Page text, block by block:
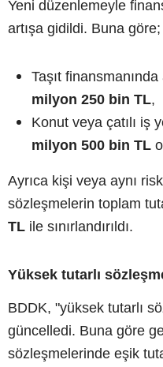
Yeni düzenlemeyle
artışa gidildi. Buna göre;
Taşıt
milyon 250 bin TL,
Konut veya çatılı iş
milyon 500 bin TL
Ayrıca kişi veya aynı
sözleşmelerin toplam
TL ile sınırlandırıldı.
Yüksek tutarlı
BDDK, "yüksek tutarlı
güncelledi. Buna göre
sözleşmelerinde eşik